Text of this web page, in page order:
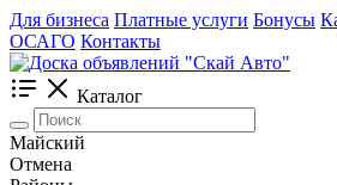
Для бизнеса Платные услуги Бонусы
ОСАГО Контакты
Каталог
Майский
Отмена